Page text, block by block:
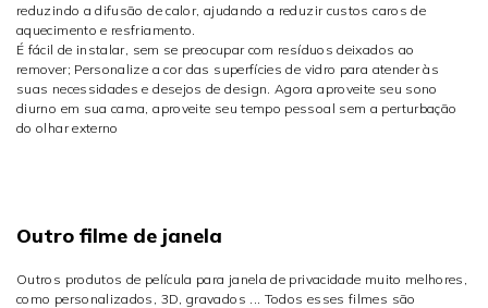
reduzindo a difusão de calor, ajudando a reduzir custos caros de
aquecimento e resfriamento.
É fácil de instalar, sem se preocupar com resíduos deixados ao
remover; Personalize a cor das superfícies de vidro para atender às
suas necessidades e desejos de design. Agora aproveite seu sono
diurno em sua cama, aproveite seu tempo pessoal sem a perturbação
do olhar externo
Outro filme de janela
Outros produtos de película para janela de privacidade muito melhores,
como personalizados, 3D, gravados ... Todos esses filmes são